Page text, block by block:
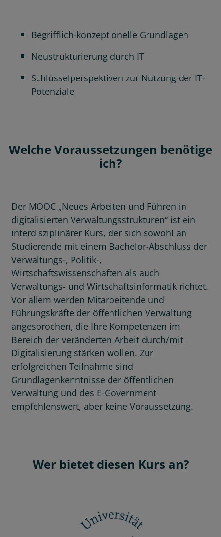
Begrifflich-konzeptionelle Grundlagen
Neustrukturierung durch IT
Schlüsselperspektiven zur Nutzung der IT-
Potenziale
Welche Voraussetzungen benötige
ich?
Der MOOC „Neues Arbeiten und Führen in
digitalisierten Verwaltungsstrukturen“ ist ein
interdisziplinärer Kurs, der sich sowohl an
Studierende mit einem Bachelor-Abschluss der
Verwaltungs-, Politik-,
Wirtschaftswissenschaften als auch
Verwaltungs- und Wirtschaftsinformatik richtet.
Vor allem werden Mitarbeitende und
Führungskräfte der öffentlichen Verwaltung
angesprochen, die Ihre Kompetenzen im
Bereich der veränderten Arbeit durch/mit
Digitalisierung stärken wollen. Zur
erfolgreichen Teilnahme sind
Grundlagenkenntnisse der öffentlichen
Verwaltung und des E-Government
empfehlenswert, aber keine Voraussetzung.
Wer bietet diesen Kurs an?